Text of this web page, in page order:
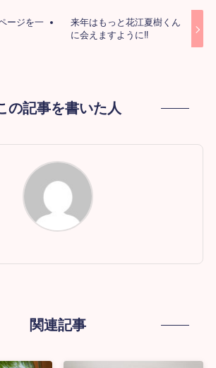
ージを一
来年はもっと花江夏樹くん
に会えますように‼
の記事を書いた人
関連記事